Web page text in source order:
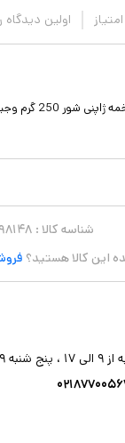
اولین
ژاپنی شور 250 گرم وجیسنک
شناسه کالا : ۹۸۱۴۸
این کالا هستید؟
الی ۱۳